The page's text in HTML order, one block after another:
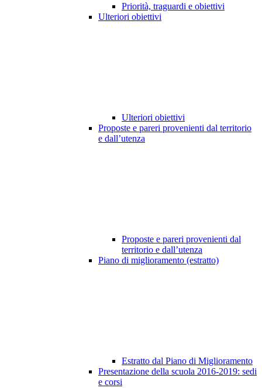
Priorità, traguardi e obiettivi
Ulteriori obiettivi
Ulteriori obiettivi
Proposte e pareri provenienti dal territorio
e dall’utenza
Proposte e pareri provenienti dal
territorio e dall’utenza
Piano di miglioramento (estratto)
Estratto dal Piano di Miglioramento
Presentazione della scuola 2016-2019: sedi
e corsi